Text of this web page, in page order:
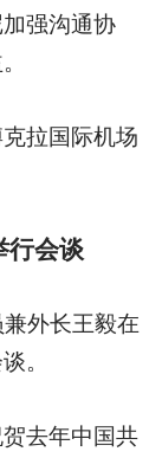
强沟通协
拉国际机场
行会谈
外长王毅在
。
去年中国共